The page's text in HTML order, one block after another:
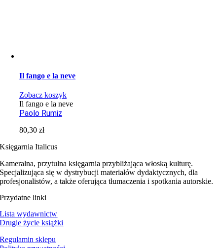
Il fango e la neve
Zobacz koszyk
Il fango e la neve
Paolo Rumiz
80,30zł
Księgarnia Italicus
Kameralna, przytulna księgarnia przybliżająca włoską kulturę.
Specjalizująca się w dystrybucji materiałów dydaktycznych, dla
profesjonalistów, a także oferująca tłumaczenia i spotkania autorskie.
Przydatne linki
Lista wydawnictw
Drugie życie książki
Regulamin sklepu